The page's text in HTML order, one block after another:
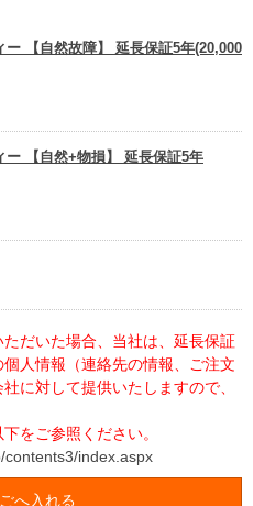
ー 【自然故障】 延長保証5年(20,000
ー 【自然+物損】 延長保証5年
だいた場合、当社は、延長保証
人情報（連絡先の情報、ご注文
に対して提供いたしますので、
をご参照ください。
contents3/index.aspx